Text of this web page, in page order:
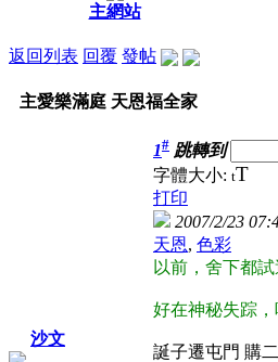
主網站
返回列表 回覆 發帖
主愛樂滿庭 天恩福全家
沙文
1# 跳轉到
字體大小: tT
打印
2007/2/23
天恩, 色彩
以前，舍下都
好在神秘失踪，
誕子遷屯門 購